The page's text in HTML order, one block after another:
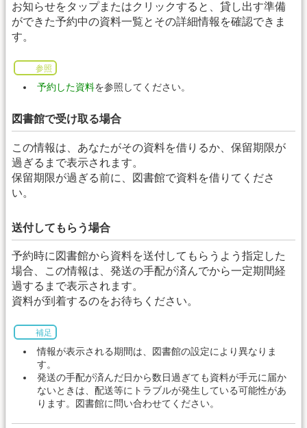
お知らせをタップまたはクリックすると、貸し出す準備
ができた予約中の資料一覧とその詳細情報を確認できま
す。
参照
予約した資料を参照してください。
図書館で受け取る場合
この情報は、あなたがその資料を借りるか、保留期限が
過ぎるまで表示されます。
保留期限が過ぎる前に、図書館で資料を借りてくださ
い。
送付してもらう場合
予約時に図書館から資料を送付してもらうよう指定した
場合、この情報は、発送の手配が済んでから一定期間経
過するまで表示されます。
資料が到着するのをお待ちください。
補足
情報が表示される期間は、図書館の設定により異なりま
す。
発送の手配が済んだ日から数日過ぎても資料が手元に届か
ないときは、配送等にトラブルが発生している可能性があ
ります。図書館に問い合わせてください。